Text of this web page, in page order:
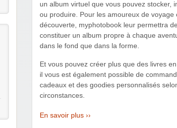
un album virtuel que vous pouvez stocker,
ou produire. Pour les amoureux de voyage
découverte, myphotobook leur permettra de
constituer un album propre à chaque
dans le fond que dans la forme.
Et vous pouvez créer plus que des livres
il vous est également possible de
cadeaux et des goodies personnalisés
circonstances.
En savoir plus ››